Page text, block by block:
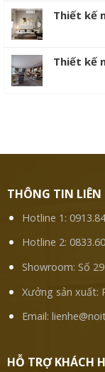
Thiết kế
Thiết kế
THÔNG TIN LIÊN
Hotline 1:
Hotline 2:
Showroom: Số
Xưởng sản xuất:
Email:
HỖ TRỢ KHÁCH